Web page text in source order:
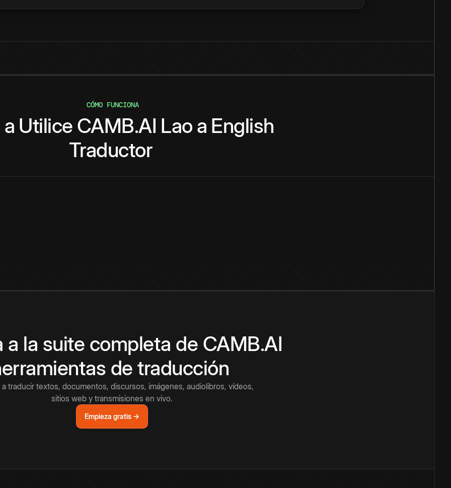
CÓMO FUNCIONA
a Utilice CAMB.AI Lao a English
Traductor
a la suite completa de CAMB.AI
de traducción
a traducir textos, documentos, discursos, imágenes, audiolibros, vídeos,
sitios web y transmisiones en vivo.
Empieza gratis →